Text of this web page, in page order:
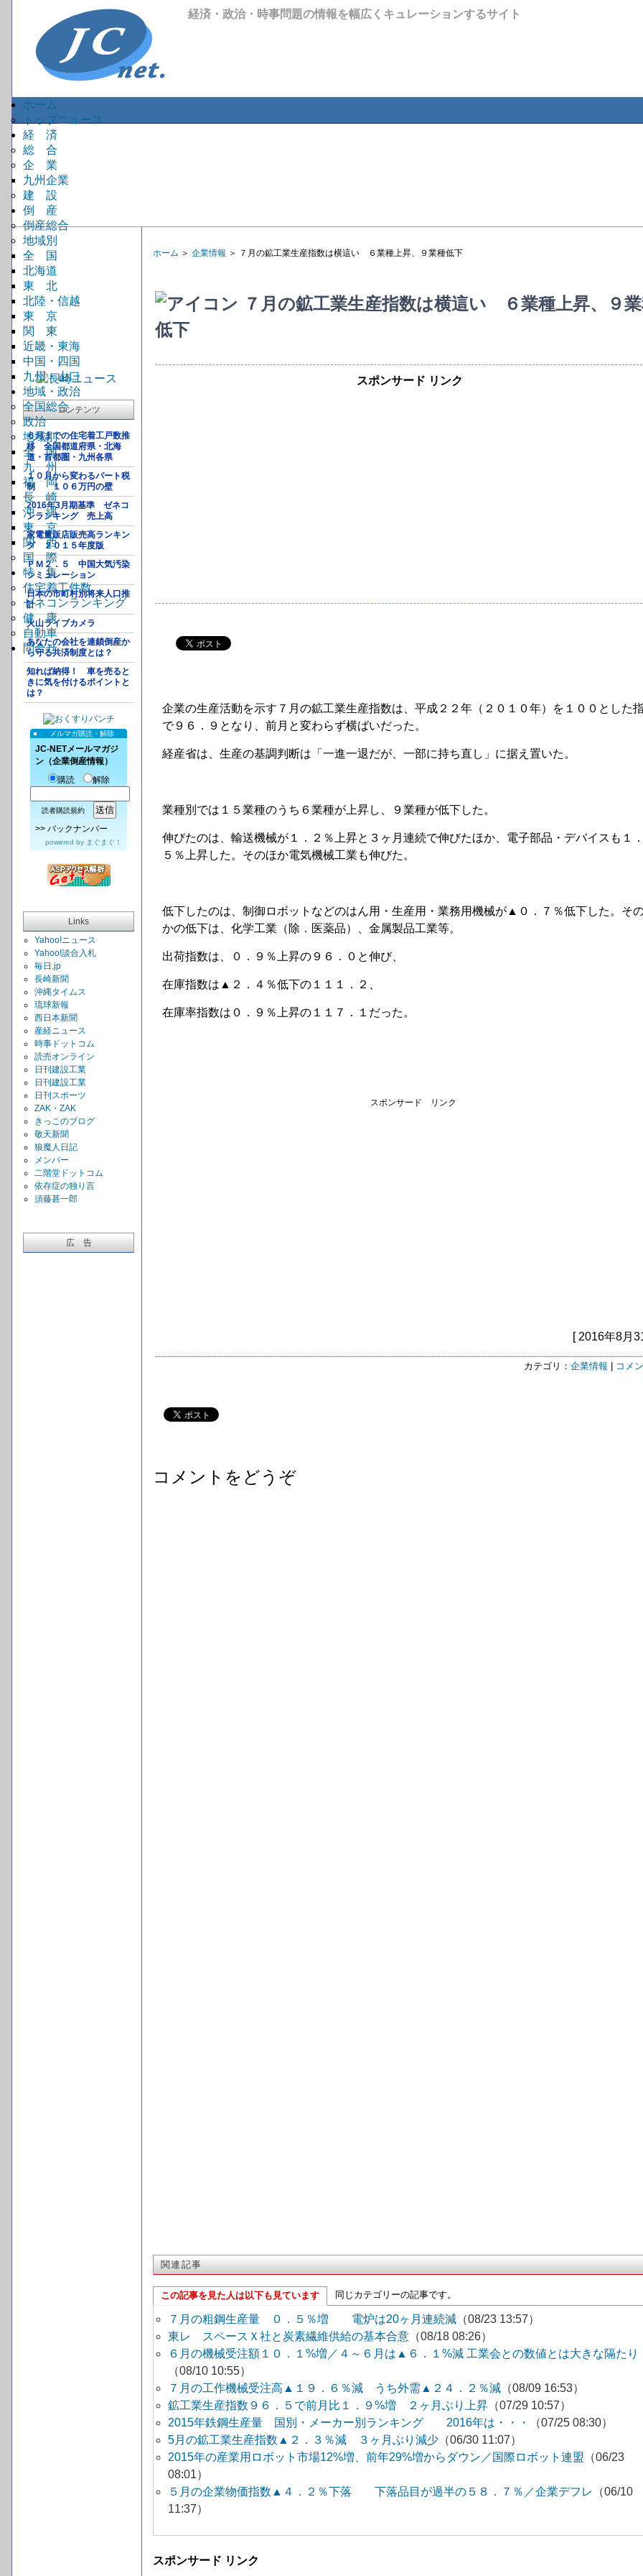
経済・政治・時事問題の情報を幅広くキュレーションするサイト
ホーム
トップニュース
経 済
総 合
企 業
九州企業
建 設
倒 産
倒産総合
地域別
全 国
北海道
東 北
北陸・信越
東 京
関 東
近畿・東海
中国・四国
九州・山口
地域・政治
全国総合
政治
地域別
全 国
九 州
福 岡
長 崎
沖 縄
東 京
関 西
国 際
特 集
住宅着工件数
ゼネコンランキング
健 康
自動車
問合せ
コンテンツ
６月までの住宅着工戸数推
移 全国都道府県・北海
道・首都圏・九州各県
１０月から変わるパート税
制 １０６万円の壁
2016年3月期基準 ゼネコ
ンランキング 売上高
家電量販店販売高ランキン
グ ２０１５年度版
ＰＭ２．５ 中国大気汚染
シミュレーション
日本の市町村別将来人口推
計
火山ライブカメラ
あなたの会社を連鎖倒産か
ら守る共済制度とは？
知れば納得！ 車を売ると
きに気を付けるポイントと
は？
メルマガ購読・解除
JC-NETメールマガジ
ン（企業倒産情報）
購読
解除
読者購読規約
>> バックナンバー
powered by まぐまぐ！
Links
Yahoo!ニュース
Yahoo!談合入札
毎日.jp
長崎新聞
沖縄タイムス
琉球新報
西日本新聞
産経ニュース
時事ドットコム
読売オンライン
日刊建設工業
日刊建設工業
日刊スポーツ
ZAK・ZAK
きっこのブログ
敬天新聞
狼魔人日記
メンバー
二階堂ドットコム
依存症の独り言
須藤甚一郎
広 告
ホーム ＞ 企業情報 ＞ ７月の鉱工業生産指数は横這い ６業種上昇、９業種低下
７月の鉱工業生産指数は横這い ６業種上昇、９
低下
スポンサード リンク
企業の生産活動を示す７月の鉱工業生産指数は、平成２２年（２０１０年）を１００とした
で９６．９となり、前月と変わらず横ばいだった。
経産省は、生産の基調判断は「一進一退だが、一部に持ち直し」に据え置いた。
業種別では１５業種のうち６業種が上昇し、９業種が低下した。
伸びたのは、輸送機械が１．２％上昇と３ヶ月連続で伸びたほか、電子部品・デバイスも１．
５％上昇した。そのほか電気機械工業も伸びた。
低下したのは、制御ロボットなどのはん用・生産用・業務用機械が▲０．７％低下した。そ
かの低下は、化学工業（除．医薬品）、金属製品工業等。
出荷指数は、０．９％上昇の９６．０と伸び、
在庫指数は▲２．４％低下の１１１．２、
在庫率指数は０．９％上昇の１１７．１だった。
スポンサード リンク
[ 2016年8月
カテゴリ： 企業情報 コメ
コメントをどうぞ
関連記事
この記事を見た人は以下も見ています 同じカテゴリーの記事です。
７月の粗鋼生産量 ０．５％増 電炉は20ヶ月連続減 （08/23 13:57）
東レ スペースＸ社と炭素繊維供給の基本合意 （08/18 08:26）
６月の機械受注額１０．１%増／４～６月は▲６．１%減 工業会との数値とは大きな隔たり
（08/10 10:55）
７月の工作機械受注高▲１９．６％減 うち外需▲２４．２％減 （08/09 16:53）
鉱工業生産指数９６．５で前月比１．９%増 ２ヶ月ぶり上昇 （07/29 10:57）
2015年鉄鋼生産量 国別・メーカー別ランキング 2016年は・・・
（07/25 08:30）
5月の鉱工業生産指数▲２．３％減 ３ヶ月ぶり減少 （06/30 11:07）
2015年の産業用ロボット市場12%増、前年29%増からダウン／国際ロボット連盟 （06/23
08:01）
５月の企業物価指数▲４．２％下落 下落品目が過半の５８．７％／企業デフレ
（06/10
11:37）
スポンサード リンク